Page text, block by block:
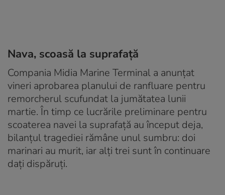
Nava, scoasă la suprafață
Compania Midia Marine Terminal a anunțat
vineri aprobarea planului de ranfluare pentru
remorcherul scufundat la jumătatea lunii
martie. În timp ce lucrările preliminare pentru
scoaterea navei la suprafață au început deja,
bilanțul tragediei rămâne unul sumbru: doi
marinari au murit, iar alți trei sunt în continuare
dați dispăruți.